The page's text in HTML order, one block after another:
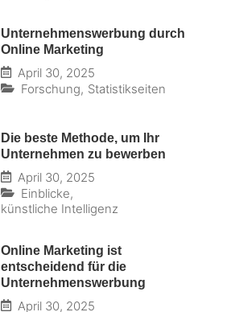
Unternehmenswerbung durch
Online Marketing
April 30, 2025
Forschung, Statistikseiten
Die beste Methode, um Ihr
Unternehmen zu bewerben
April 30, 2025
Einblicke,
künstliche Intelligenz
Online Marketing ist
entscheidend für die
Unternehmenswerbung
April 30, 2025